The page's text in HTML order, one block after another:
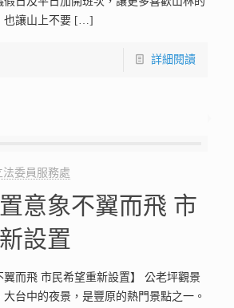
也讓山上不要[…]
詳細閱讀
法委員服務處
意象不翼而飛 市
設置
翼而飛 市民希望重新設置】 公老坪觀景
台中的夜景，是豐原的熱門景點之一。